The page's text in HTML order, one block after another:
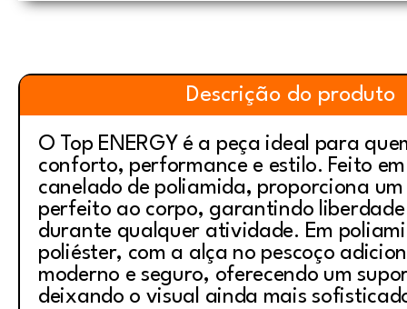
Descrição do produto
O Top ENERGY é a peça ideal para
conforto, performance e estilo. Feito
canelado de poliamida, proporciona
perfeito ao corpo, garantindo
durante qualquer atividade. Em
poliéster, com a alça no pescoço
moderno e seguro, oferecendo um
deixando o visual ainda mais